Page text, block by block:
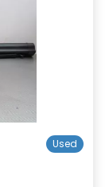
Used